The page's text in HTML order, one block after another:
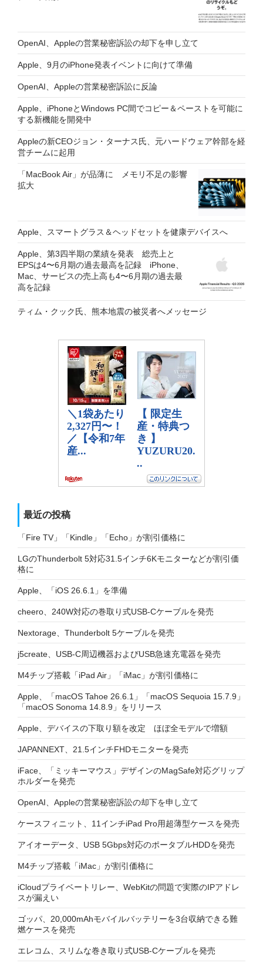
OpenAI、Appleの営業秘密訴訟の却下を申し立て
Apple、9月のiPhone発表イベントに向けて準備
OpenAI、Appleの営業秘密訴訟に反論
Apple、iPhoneとWindows PC間でコピー＆ペーストを可能に
する新機能を開発中
Appleの新CEOジョン・ターナス氏、元ハードウェア幹部を経
営チームに起用
「MacBook Air」が品薄に メモリ不足の影響
拡大
Apple、スマートグラス＆ヘッドセットを健康デバイスへ
Apple、第3四半期の業績を発表 総売上と
EPSは4〜6月期の過去最高を記録 iPhone、
Mac、サービスの売上高も4〜6月期の過去最
高を記録
ティム・クック氏、熊本地震の被災者へメッセージ
最近の投稿
「Fire TV」「Kindle」「Echo」が割引価格に
LGのThunderbolt 5対応31.5インチ6Kモニターなどが割引価
格に
Apple、「iOS 26.6.1」を準備
cheero、240W対応の巻取り式USB-Cケーブルを発売
Nextorage、Thunderbolt 5ケーブルを発売
j5create、USB-C周辺機器およびUSB急速充電器を発売
M4チップ搭載「iPad Air」「iMac」が割引価格に
Apple、「macOS Tahoe 26.6.1」「macOS Sequoia 15.7.9」
「macOS Sonoma 14.8.9」をリリース
Apple、デバイスの下取り額を改定 ほぼ全モデルで増額
JAPANNEXT、21.5インチFHDモニターを発売
iFace、「ミッキーマウス」デザインのMagSafe対応グリップ
ホルダーを発売
OpenAI、Appleの営業秘密訴訟の却下を申し立て
ケースフィニット、11インチiPad Pro用超薄型ケースを発売
アイオーデータ、USB 5Gbps対応のポータブルHDDを発売
M4チップ搭載「iMac」が割引価格に
iCloudプライベートリレー、WebKitの問題で実際のIPアドレ
スが漏えい
ゴッパ、20,000mAhモバイルバッテリーを3台収納できる難
燃ケースを発売
エレコム、スリムな巻き取り式USB-Cケーブルを発売